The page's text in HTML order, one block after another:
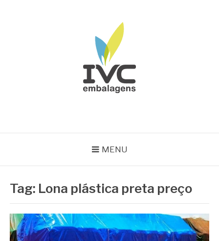
MENU
Tag: Lona plástica preta preço